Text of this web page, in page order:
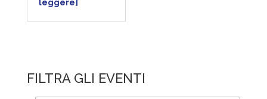
leggere]
FILTRA GLI EVENTI